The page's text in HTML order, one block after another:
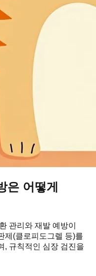
은 어떻게
관리와 재발 예방이
제(클로피도그렐 등)를
, 규칙적인 심장 검진을